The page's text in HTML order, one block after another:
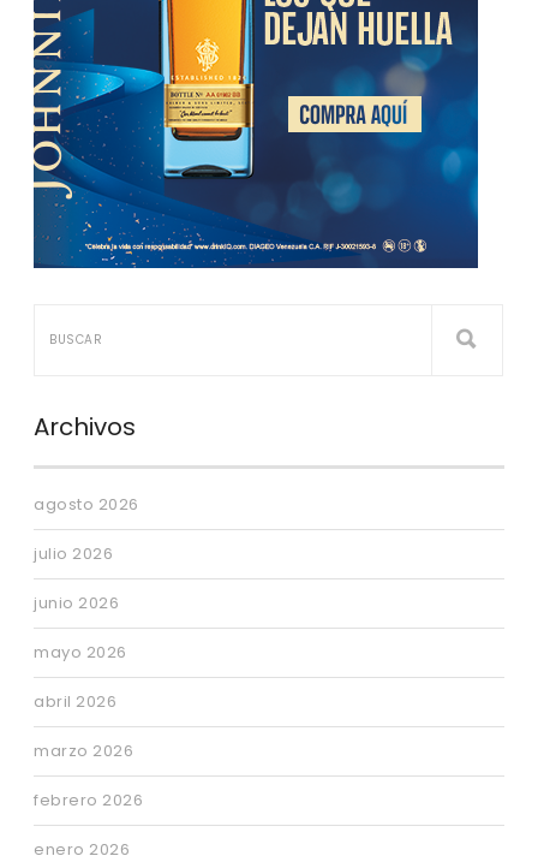
Archivos
agosto 2026
julio 2026
junio 2026
mayo 2026
abril 2026
marzo 2026
febrero 2026
enero 2026